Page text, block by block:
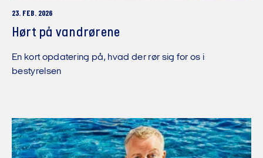
23. FEB. 2026
Hørt på vandrørene
En kort opdatering på, hvad der rør sig for os i
bestyrelsen